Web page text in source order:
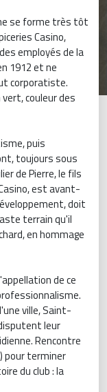
se forme très tôt
Casino,
employés de la
1912 et ne
corporatiste.
couleur des
puis
toujours sous
de Pierre, le fils
est avant-
doit
terrain qu'il
en hommage
de ce
ville, Saint-
leur
Rencontre
pour terminer
du club : la